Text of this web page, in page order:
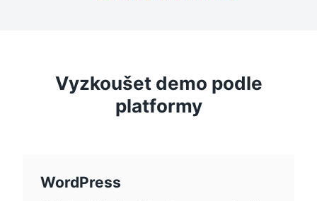
Vyzkoušet demo podle
platformy
WordPress